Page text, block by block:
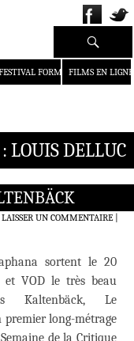
FORMAT COURT
FILMS EN LIGNE
Recherche
LOUIS DELLUC
LAISSER UN COMMENTAIRE|
sortent le 20
VOD le très beau
Le
premier long-métrage
de la Critique